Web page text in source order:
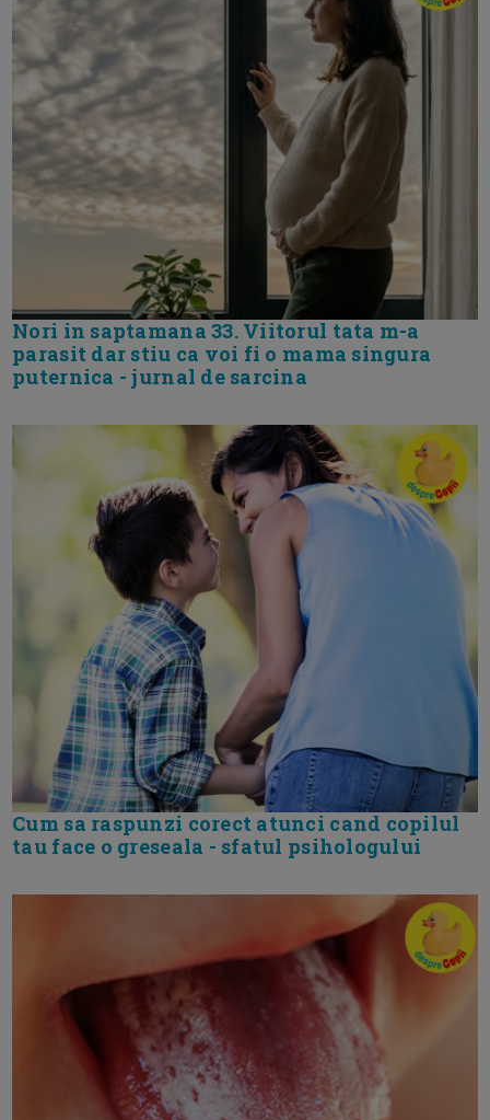
Nori in saptamana 33. Viitorul tata m-a
parasit dar stiu ca voi fi o mama singura
puternica - jurnal de sarcina
Cum sa raspunzi corect atunci cand copilul
tau face o greseala - sfatul psihologului